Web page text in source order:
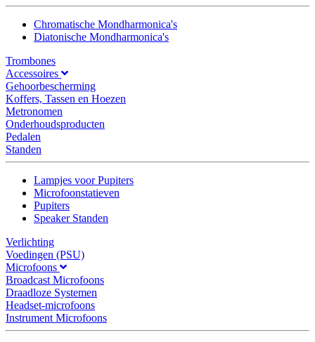
Chromatische Mondharmonica's
Diatonische Mondharmonica's
Trombones
Accessoires
Gehoorbescherming
Koffers, Tassen en Hoezen
Metronomen
Onderhoudsproducten
Pedalen
Standen
Lampjes voor Pupiters
Microfoonstatieven
Pupiters
Speaker Standen
Verlichting
Voedingen (PSU)
Microfoons
Broadcast Microfoons
Draadloze Systemen
Headset-microfoons
Instrument Microfoons